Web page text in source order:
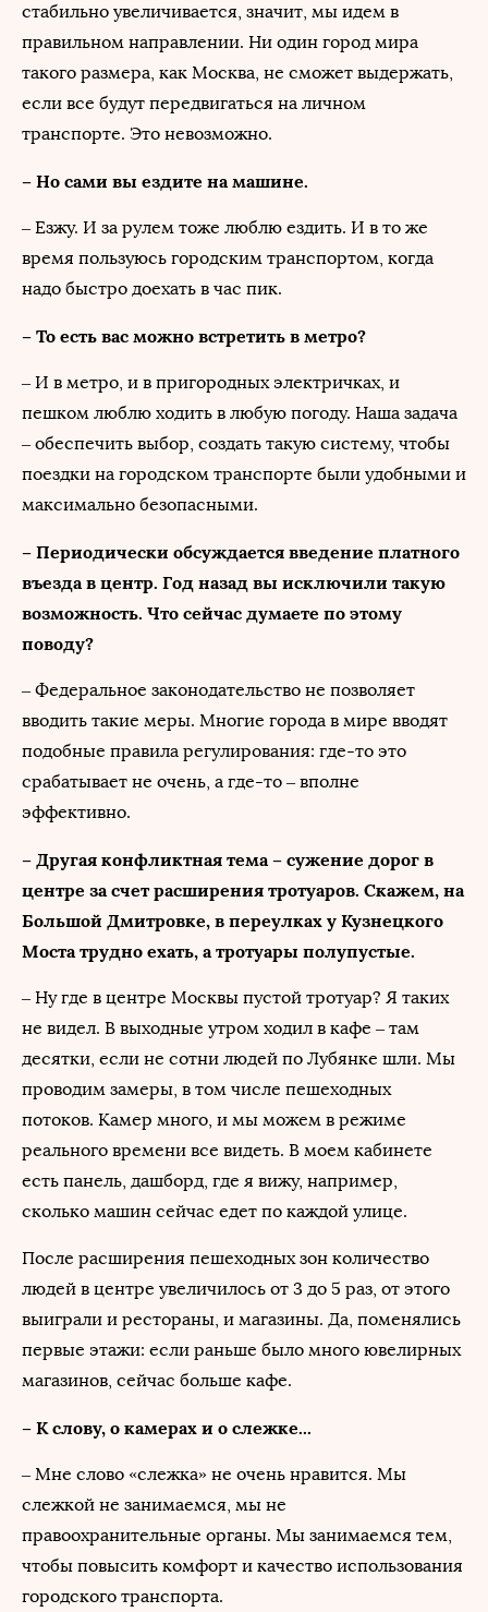
стабильно увеличивается, значит, мы идем в
правильном направлении. Ни один город мира
такого размера, как Москва, не сможет выдержать,
если все будут передвигаться на личном
транспорте. Это невозможно.
– Но сами вы ездите на машине.
– Езжу. И за рулем тоже люблю ездить. И в то же
время пользуюсь городским транспортом, когда
надо быстро доехать в час пик.
– То есть вас можно встретить в метро?
– И в метро, и в пригородных электричках, и
пешком люблю ходить в любую погоду. Наша задача
– обеспечить выбор, создать такую систему, чтобы
поездки на городском транспорте были удобными и
максимально безопасными.
– Периодически обсуждается введение платного
въезда в центр. Год назад вы исключили такую
возможность. Что сейчас думаете по этому
поводу?
– Федеральное законодательство не позволяет
вводить такие меры. Многие города в мире вводят
подобные правила регулирования: где-то это
срабатывает не очень, а где-то – вполне
эффективно.
– Другая конфликтная тема – сужение дорог в
центре за счет расширения тротуаров. Скажем, на
Большой Дмитровке, в переулках у Кузнецкого
Моста трудно ехать, а тротуары полупустые.
– Ну где в центре Москвы пустой тротуар? Я таких
не видел. В выходные утром ходил в кафе – там
десятки, если не сотни людей по Лубянке шли. Мы
проводим замеры, в том числе пешеходных
потоков. Камер много, и мы можем в режиме
реального времени все видеть. В моем кабинете
есть панель, дашборд, где я вижу, например,
сколько машин сейчас едет по каждой улице.
После расширения пешеходных зон количество
людей в центре увеличилось от 3 до 5 раз, от этого
выиграли и рестораны, и магазины. Да, поменялись
первые этажи: если раньше было много ювелирных
магазинов, сейчас больше кафе.
– К слову, о камерах и о слежке...
– Мне слово «слежка» не очень нравится. Мы
слежкой не занимаемся, мы не
правоохранительные органы. Мы занимаемся тем,
чтобы повысить комфорт и качество использования
городского транспорта.